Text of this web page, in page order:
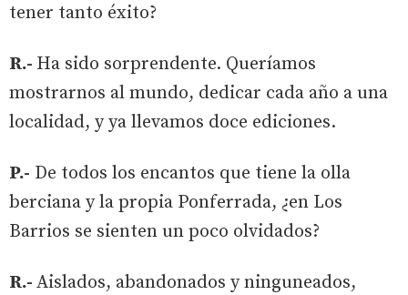
tener tanto éxito?
R.- Ha sido sorprendente. Queríamos
mostrarnos al mundo, dedicar cada año a una
localidad, y ya llevamos doce ediciones.
P.- De todos los encantos que tiene la olla
berciana y la propia Ponferrada, ¿en Los
Barrios se sienten un poco olvidados?
R.- Aislados, abandonados y ninguneados,